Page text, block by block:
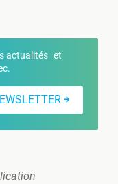
actualités et